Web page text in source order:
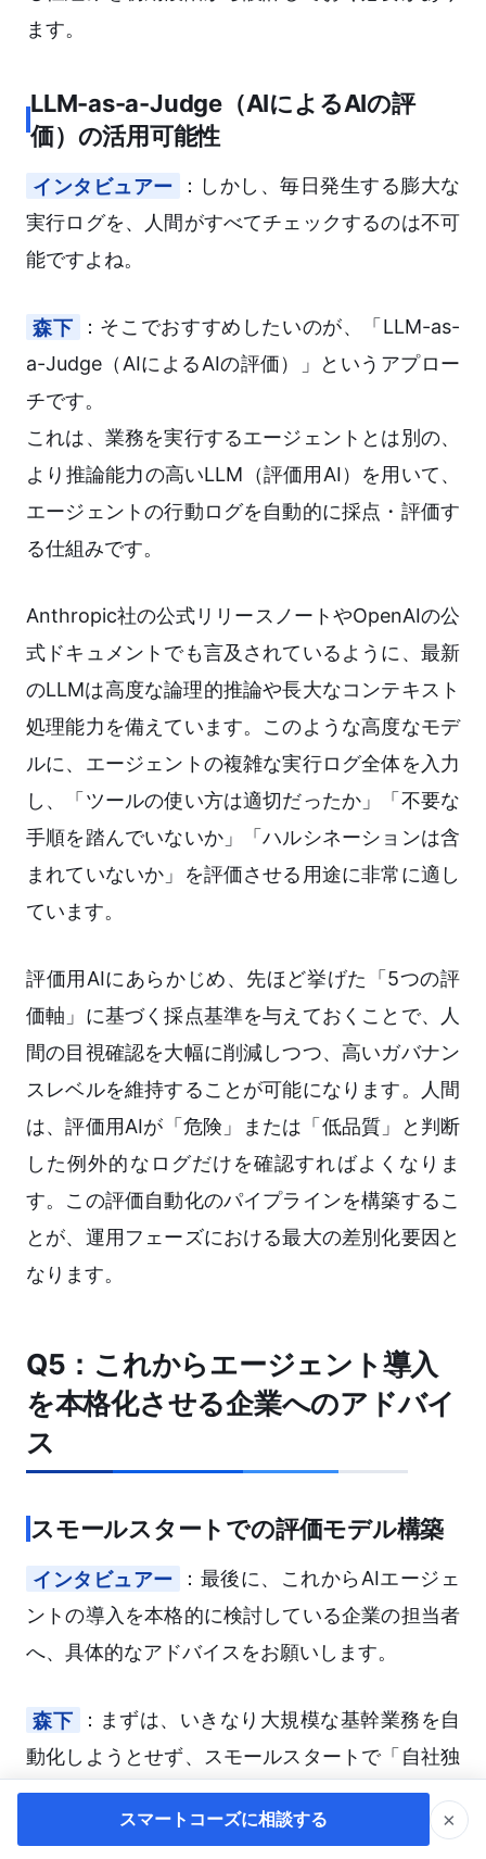
ます。
LLM-as-a-Judge（AIによるAIの評
価）の活用可能性
インタビュアー
：しかし、毎日発生する膨大な
実行ログを、人間がすべてチェックするのは不可
能ですよね。
森下
：そこでおすすめしたいのが、「LLM-as-
a-Judge（AIによるAIの評価）」というアプロー
チです。
これは、業務を実行するエージェントとは別の、
より推論能力の高いLLM（評価用AI）を用いて、
エージェントの行動ログを自動的に採点・評価す
る仕組みです。
Anthropic社の公式リリースノートやOpenAIの公
式ドキュメントでも言及されているように、最新
のLLMは高度な論理的推論や長大なコンテキスト
処理能力を備えています。このような高度なモデ
ルに、エージェントの複雑な実行ログ全体を入力
し、「ツールの使い方は適切だったか」「不要な
手順を踏んでいないか」「ハルシネーションは含
まれていないか」を評価させる用途に非常に適し
ています。
評価用AIにあらかじめ、先ほど挙げた「5つの評
価軸」に基づく採点基準を与えておくことで、人
間の目視確認を大幅に削減しつつ、高いガバナン
スレベルを維持することが可能になります。人間
は、評価用AIが「危険」または「低品質」と判断
した例外的なログだけを確認すればよくなりま
す。この評価自動化のパイプラインを構築するこ
とが、運用フェーズにおける最大の差別化要因と
なります。
Q5：これからエージェント導入
を本格化させる企業へのアドバイ
ス
スモールスタートでの評価モデル構築
インタビュアー
：最後に、これからAIエージェ
ントの導入を本格的に検討している企業の担当者
へ、具体的なアドバイスをお願いします。
森下
：まずは、いきなり大規模な基幹業務を自
動化しようとせず、スモールスタートで「自社独
自の評価モデル」を構築することをお勧めしま
スマートコーズに相談する ×